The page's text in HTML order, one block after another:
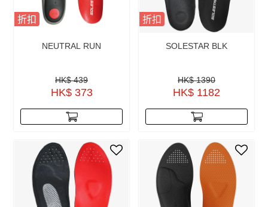
折扣
NEUTRAL RUN
HK$ 439
HK$ 373
折扣
SOLESTAR BLK
HK$ 1390
HK$ 1182